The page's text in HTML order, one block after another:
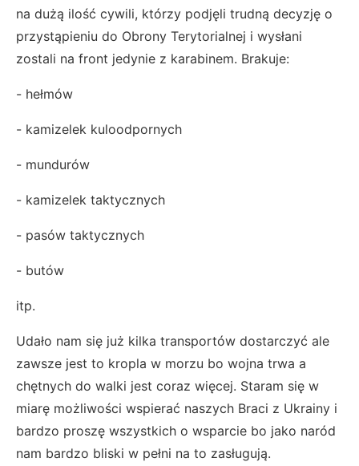
na dużą ilość cywili, którzy podjęli trudną decyzję o
przystąpieniu do Obrony Terytorialnej i wysłani
zostali na front jedynie z karabinem. Brakuje:
- hełmów
- kamizelek kuloodpornych
- mundurów
- kamizelek taktycznych
- pasów taktycznych
- butów
itp.
Udało nam się już kilka transportów dostarczyć ale
zawsze jest to kropla w morzu bo wojna trwa a
chętnych do walki jest coraz więcej. Staram się w
miarę możliwości wspierać naszych Braci z Ukrainy i
bardzo proszę wszystkich o wsparcie bo jako naród
nam bardzo bliski w pełni na to zasługują.